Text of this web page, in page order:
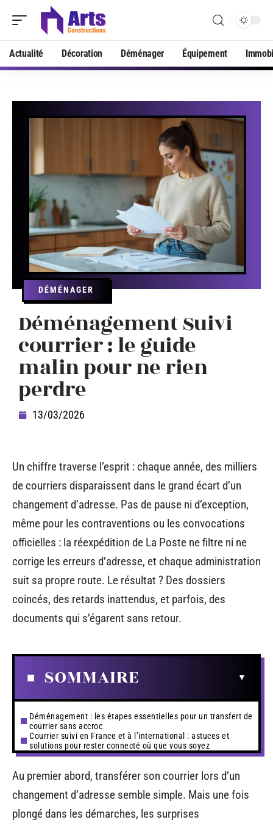
Actualité Décoration Déménager Équipement
DÉMÉNAGER
Déménagement Suivi
courrier : le guide
malin pour ne rien
perdre
13/03/2026
Un chiffre traverse l’esprit : chaque année, des milliers
de courriers disparaissent dans le grand écart d’un
changement d’adresse. Pas de pause ni d’exception,
même pour les contraventions ou les convocations
officielles : la réexpédition de La Poste ne filtre ni ne
corrige les erreurs d’adresse, et chaque administration
suit sa propre route. Le résultat ? Des dossiers
coincés, des retards inattendus, et parfois, des
documents qui s’égarent sans retour.
SOMMAIRE
Déménagement : les étapes essentielles pour un transfert de
courrier sans accroc
Courrier suivi en France et à l’international : astuces et
solutions pour rester connecté où que vous soyez
Au premier abord, transférer son courrier lors d’un
changement d’adresse semble simple. Mais une fois
plongé dans les démarches, les surprises